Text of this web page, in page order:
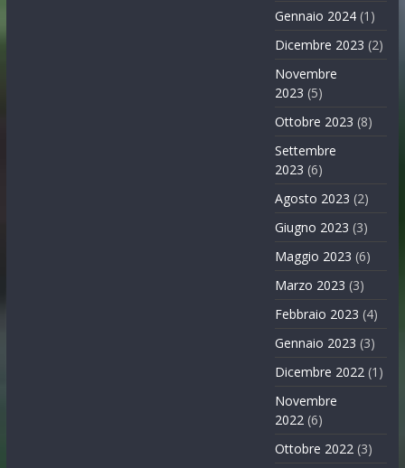
Gennaio 2024 (1)
Dicembre 2023 (2)
Novembre
2023 (5)
Ottobre 2023 (8)
Settembre
2023 (6)
Agosto 2023 (2)
Giugno 2023 (3)
Maggio 2023 (6)
Marzo 2023 (3)
Febbraio 2023 (4)
Gennaio 2023 (3)
Dicembre 2022 (1)
Novembre
2022 (6)
Ottobre 2022 (3)